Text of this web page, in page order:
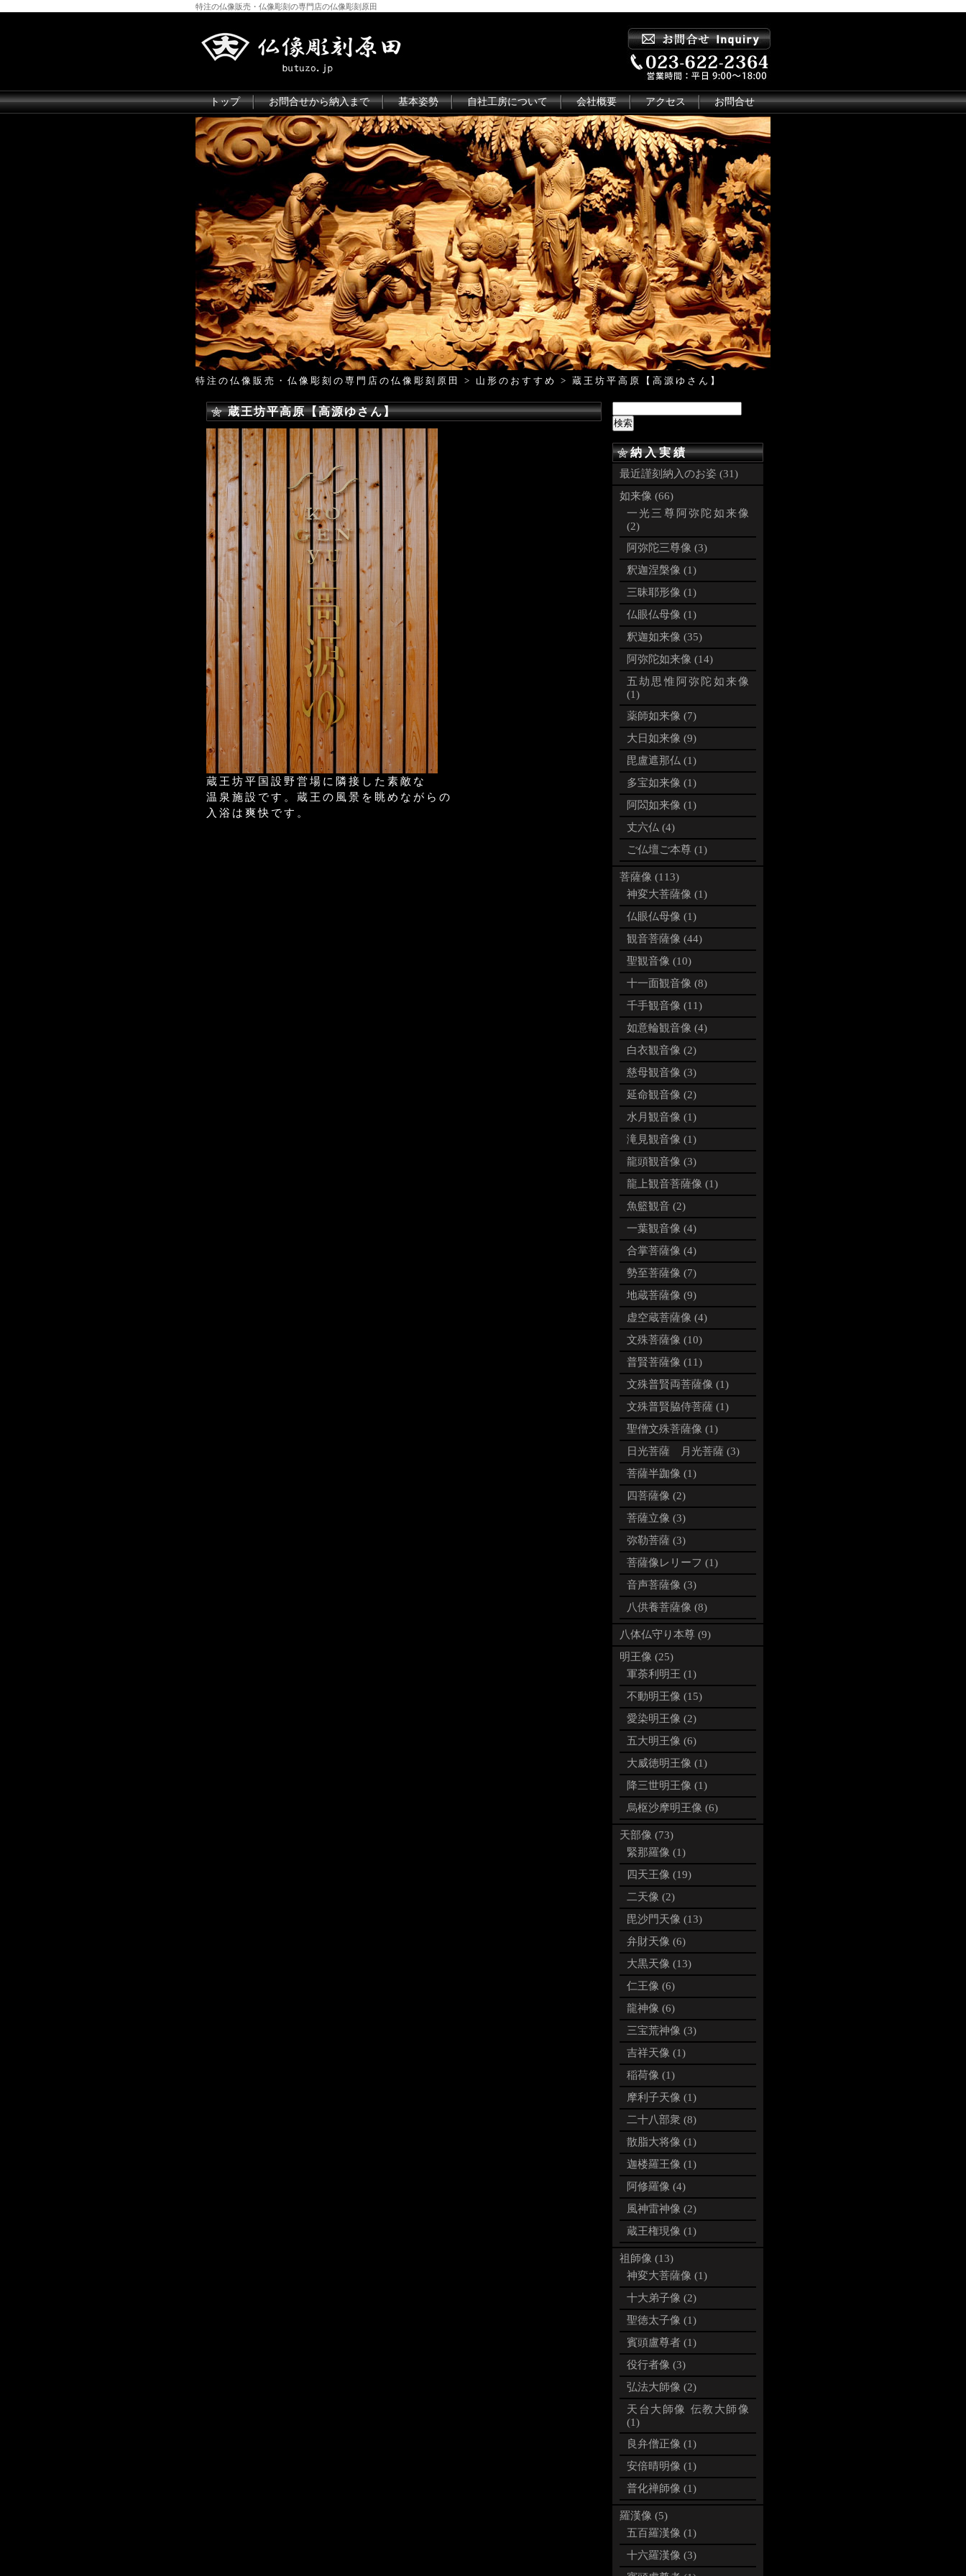
特注の仏像販売・仏像彫刻の専門店の仏像彫刻原田
トップ お問合せから納入まで 基本姿勢 自社工房について 会社概要 アクセス お問合せ
特注の仏像販売・仏像彫刻の専門店の仏像彫刻原田 > 山形のおすすめ > 蔵王坊平高原【高源ゆさん】
蔵王坊平高原【高源ゆさん】
蔵王坊平国設野営場に隣接した素敵な
温泉施設です。蔵王の風景を眺めながらの
入浴は爽快です。
納 入 実 績
最近謹刻納入のお姿 (31)
如来像 (66)
一光三尊阿弥陀如来像
(2)
阿弥陀三尊像 (3)
釈迦涅槃像 (1)
三昧耶形像 (1)
仏眼仏母像 (1)
釈迦如来像 (35)
阿弥陀如来像 (14)
五劫思惟阿弥陀如来像
(1)
薬師如来像 (7)
大日如来像 (9)
毘盧遮那仏 (1)
多宝如来像 (1)
阿閦如来像 (1)
丈六仏 (4)
ご仏壇ご本尊 (1)
菩薩像 (113)
神変大菩薩像 (1)
仏眼仏母像 (1)
観音菩薩像 (44)
聖観音像 (10)
十一面観音像 (8)
千手観音像 (11)
如意輪観音像 (4)
白衣観音像 (2)
慈母観音像 (3)
延命観音像 (2)
水月観音像 (1)
滝見観音像 (1)
龍頭観音像 (3)
龍上観音菩薩像 (1)
魚籃観音 (2)
一葉観音像 (4)
合掌菩薩像 (4)
勢至菩薩像 (7)
地蔵菩薩像 (9)
虚空蔵菩薩像 (4)
文殊菩薩像 (10)
普賢菩薩像 (11)
文殊普賢両菩薩像 (1)
文殊普賢脇侍菩薩 (1)
聖僧文殊菩薩像 (1)
日光菩薩 月光菩薩 (3)
菩薩半跏像 (1)
四菩薩像 (2)
菩薩立像 (3)
弥勒菩薩 (3)
菩薩像レリーフ (1)
音声菩薩像 (3)
八供養菩薩像 (8)
八体仏守り本尊 (9)
明王像 (25)
軍荼利明王 (1)
不動明王像 (15)
愛染明王像 (2)
五大明王像 (6)
大威徳明王像 (1)
降三世明王像 (1)
烏枢沙摩明王像 (6)
天部像 (73)
緊那羅像 (1)
四天王像 (19)
二天像 (2)
毘沙門天像 (13)
弁財天像 (6)
大黒天像 (13)
仁王像 (6)
龍神像 (6)
三宝荒神像 (3)
吉祥天像 (1)
稲荷像 (1)
摩利子天像 (1)
二十八部衆 (8)
散脂大将像 (1)
迦楼羅王像 (1)
阿修羅像 (4)
風神雷神像 (2)
蔵王権現像 (1)
祖師像 (13)
神変大菩薩像 (1)
十大弟子像 (2)
聖徳太子像 (1)
賓頭盧尊者 (1)
役行者像 (3)
弘法大師像 (2)
天台大師像 伝教大師像
(1)
良弁僧正像 (1)
安倍晴明像 (1)
普化禅師像 (1)
羅漢像 (5)
五百羅漢像 (1)
十六羅漢像 (3)